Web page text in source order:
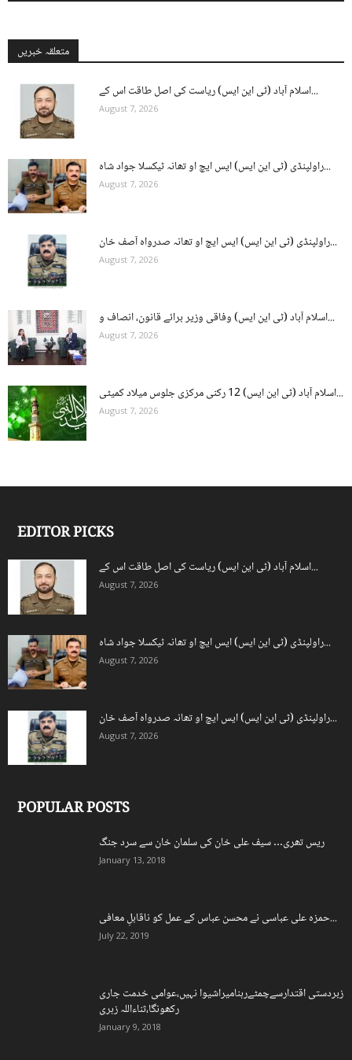
متعلقہ خبریں
اسلام آباد (ٹی این ایس) ریاست کی اصل طاقت اس کے...
August 7, 2026
راولپنڈی (ٹی این ایس) ایس ایچ او تھانہ ٹیکسلا جواد شاہ...
August 7, 2026
راولپنڈی (ٹی این ایس) ایس ایچ او تھانہ صدرواہ آصف خان...
August 7, 2026
اسلام آباد (ٹی این ایس) وفاقی وزیر برائے قانون، انصاف و...
August 7, 2026
اسلام آباد (ٹی این ایس) 12 رکنی مرکزی جلوس میلاد کمیٹی...
August 7, 2026
EDITOR PICKS
اسلام آباد (ٹی این ایس) ریاست کی اصل طاقت اس کے...
August 7, 2026
راولپنڈی (ٹی این ایس) ایس ایچ او تھانہ ٹیکسلا جواد شاہ...
August 7, 2026
راولپنڈی (ٹی این ایس) ایس ایچ او تھانہ صدرواہ آصف خان...
August 7, 2026
POPULAR POSTS
ریس تھری… سیف علی خان کی سلمان خان سے سرد جنگ
January 13, 2018
حمزہ علی عباسی نے محسن عباس کے عمل کو ناقابلِ معافی...
July 22, 2019
زبردستی اقتدارسےچمٹےرہنامیراشیوا نہیں،عوامی خدمت جاری
رکھونگا،ثناءاللہ زہری
January 9, 2018